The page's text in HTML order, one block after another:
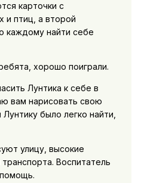
карточки с
и птиц, а второй
каждому найти себе
хорошо поиграли.
Лунтика к себе в
вам нарисовать свою
было легко найти,
улицу, высокие
Воспитатель